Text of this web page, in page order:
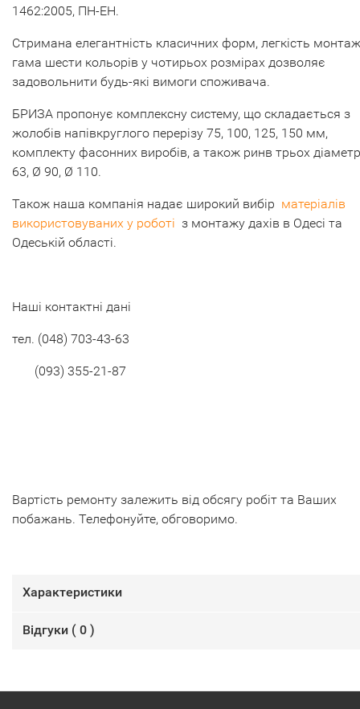
1462:2005, ПН-ЕН.
Стримана елегантність класичних форм, легкість
гама шести кольорів у чотирьох розмірах дозволяє
задовольнити будь-які вимоги споживача.
БРИЗА пропонує комплексну систему, що складається з
жолобів напівкруглого перерізу 75, 100, 125, 150 мм,
комплекту фасонних виробів, а також ринв трьох
63, Ø 90, Ø 110.
Також наша компанія надає широкий вибір матеріалів
використовуваних у роботі з монтажу дахів в Одесі та
Одеській області.
Наші контактні дані
тел. (048) 703-43-63
(093) 355-21-87
Вартість ремонту залежить від обсягу робіт та Ваших
побажань. Телефонуйте, обговоримо.
Характеристики
Відгуки ( 0 )